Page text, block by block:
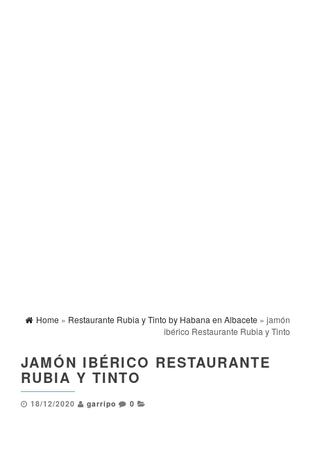
Home » Restaurante Rubia y Tinto by Habana en Albacete » jamón
ibérico Restaurante Rubia y Tinto
JAMÓN IBÉRICO RESTAURANTE
RUBIA Y TINTO
18/12/2020 garripo 0